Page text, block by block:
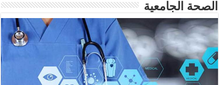
الصحة الجامعية